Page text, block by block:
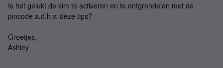
Is het gelukt de sim te activeren en te ontgrendelen met de
pincode a.d.h.v. deze tips?
Groetjes,
Ashley